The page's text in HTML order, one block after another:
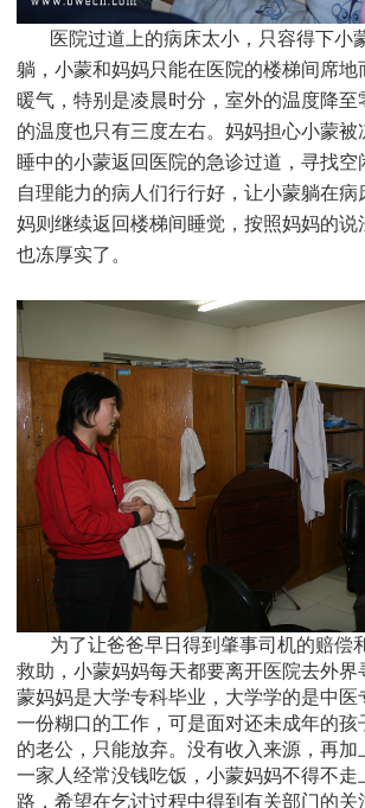
医院过道上的病床太小，只容得下小
躺，小蒙和妈妈只能在医院的楼梯间席地
暖气，特别是凌晨时分，室外的温度降至
的温度也只有三度左右。妈妈担心小蒙被
睡中的小蒙返回医院的急诊过道，寻找
自理能力的病人们行行好，让小蒙躺在
妈则继续返回楼梯间睡觉，按照妈妈的说
也冻厚实了 。
为了让爸爸早日得到肇事司机的赔偿
救助，小蒙妈妈每天都要离开医院去外界
蒙妈妈是大学专科毕业，大学学的是中医
一份糊口的工作，可是面对还未成年的孩
的老公，只能放弃。没有收入来源，再加
一家人经常没钱吃饭，小蒙妈妈不得不走
路，希望在乞讨过程中得到有关部门的关